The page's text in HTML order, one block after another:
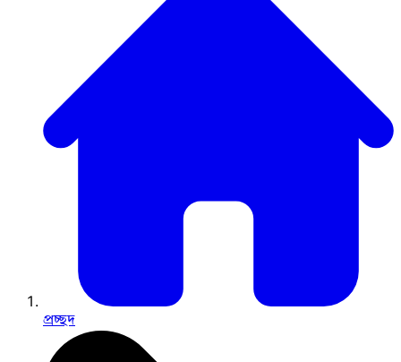
প্রচ্ছদ